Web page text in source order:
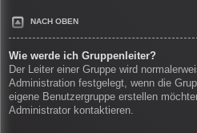
NACH OBEN
Wie werde ich Gruppenleiter?
Der Leiter einer Gruppe wird
Administration festgelegt, wenn die
eigene Benutzergruppe erstellen
Administrator kontaktieren.